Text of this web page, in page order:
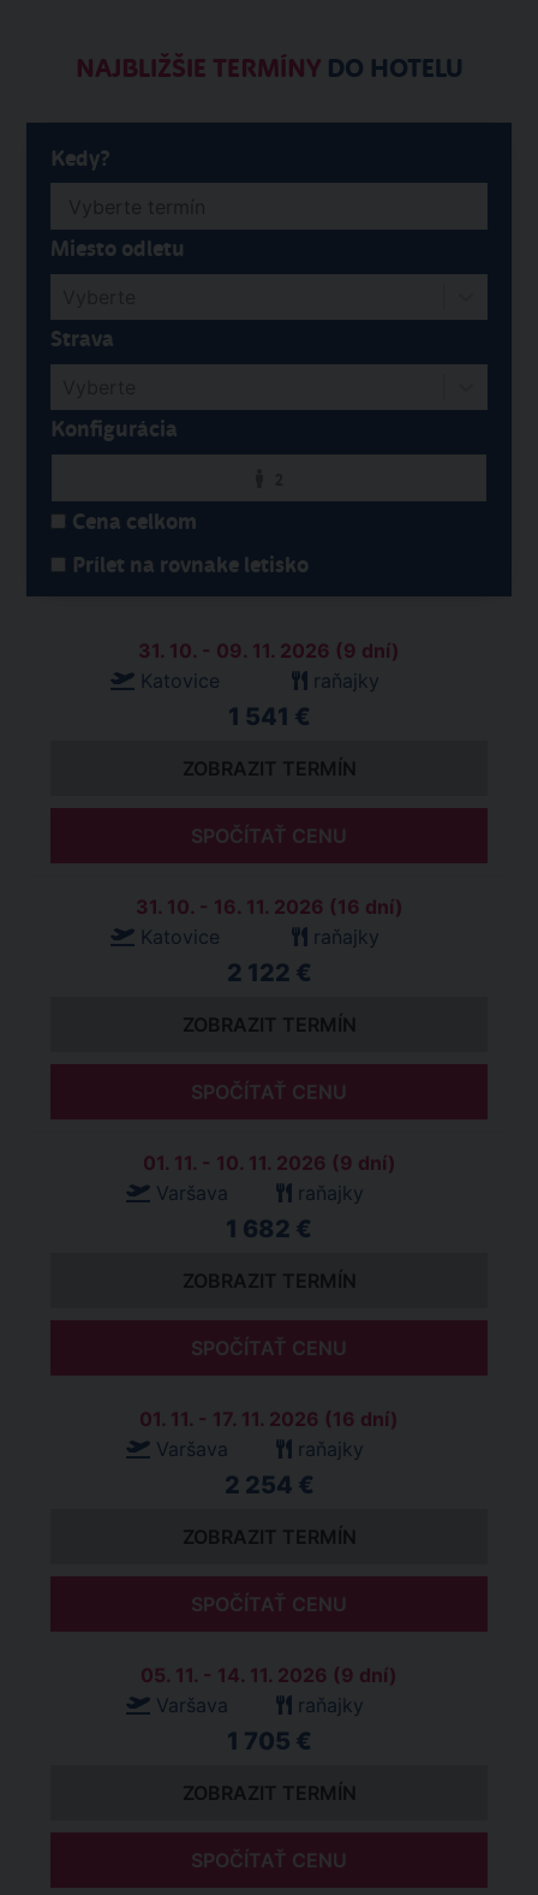
NAJBLIŽŠIE TERMÍNYDO HOTELU
Kedy?
Miesto odletu
Strava
Konfigurácia
Cena celkom
Prílet na rovnake letisko
31. 10. - 09. 11. 2026 (9 dní)
Katovice
raňajky
1 541 €
ZOBRAZIT TERMÍN
SPOČÍTAŤ CENU
31. 10. - 16. 11. 2026 (16 dní)
Katovice
raňajky
2 122 €
ZOBRAZIT TERMÍN
SPOČÍTAŤ CENU
01. 11. - 10. 11. 2026 (9 dní)
Varšava
raňajky
1 682 €
ZOBRAZIT TERMÍN
SPOČÍTAŤ CENU
01. 11. - 17. 11. 2026 (16 dní)
Varšava
raňajky
2 254 €
ZOBRAZIT TERMÍN
SPOČÍTAŤ CENU
05. 11. - 14. 11. 2026 (9 dní)
Varšava
raňajky
1 705 €
ZOBRAZIT TERMÍN
SPOČÍTAŤ CENU